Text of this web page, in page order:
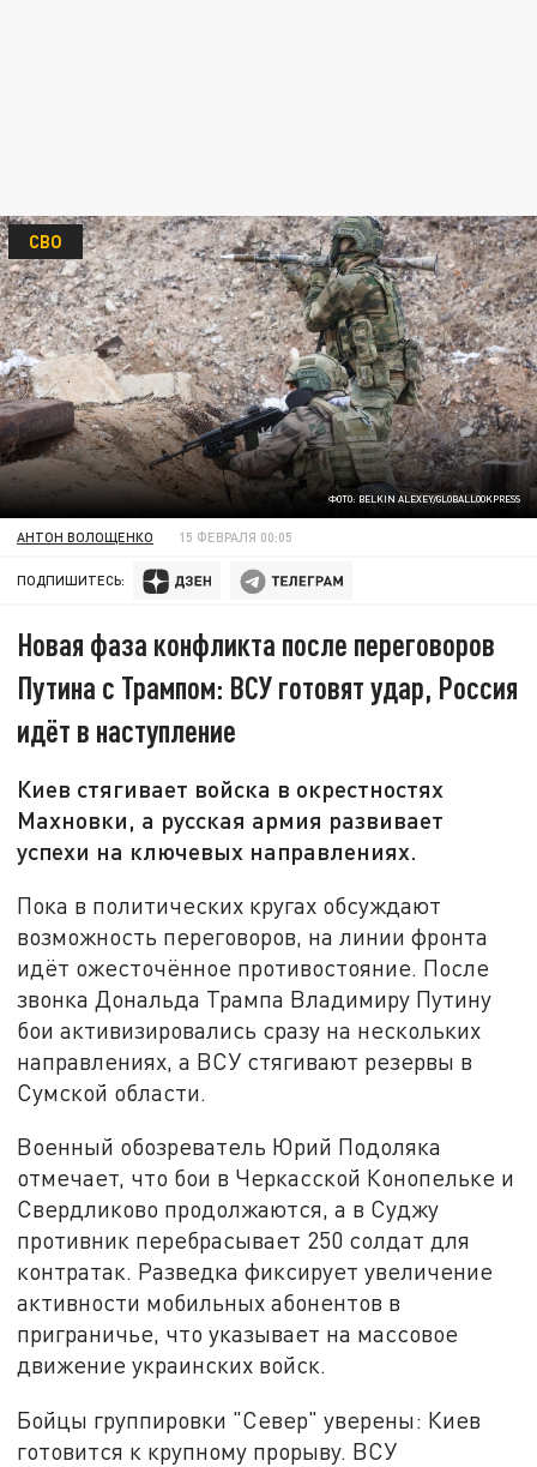
ФОТО: BELKIN ALEXEY/GLOBALLOOKPRESS
СВО
АНТОН ВОЛОЩЕНКО 15 ФЕВРАЛЯ 00:05
ПОДПИШИТЕСЬ:
Новая фаза конфликта после переговоров
Путина с Трампом: ВСУ готовят удар, Россия
идёт в наступление
Киев стягивает войска в окрестностях
Махновки, а русская армия развивает
успехи на ключевых направлениях.
Пока в политических кругах обсуждают
возможность переговоров, на линии фронта
идёт ожесточённое противостояние. После
звонка Дональда Трампа Владимиру Путину
бои активизировались сразу на нескольких
направлениях, а ВСУ стягивают резервы в
Сумской области.
Военный обозреватель Юрий Подоляка
отмечает, что бои в Черкасской Конопельке и
Свердликово продолжаются, а в Суджу
противник перебрасывает 250 солдат для
контратак. Разведка фиксирует увеличение
активности мобильных абонентов в
приграничье, что указывает на массовое
движение украинских войск.
Бойцы группировки "Север" уверены: Киев
готовится к крупному прорыву. ВСУ